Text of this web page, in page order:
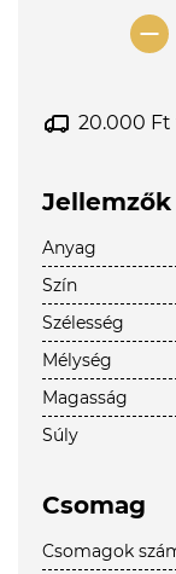
20.000
Jellemzők
Anyag
Szín
Szélesség
Mélység
Magasság
Súly
Csomag
Csomagok